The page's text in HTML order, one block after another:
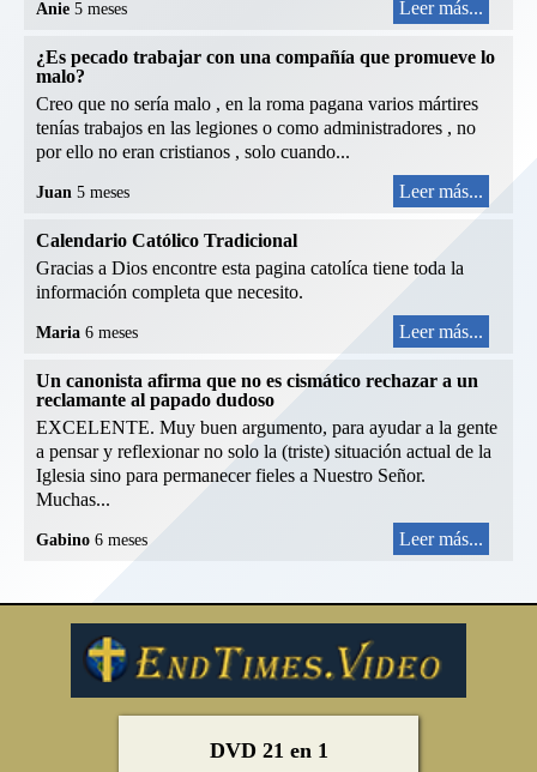
Anie 5 meses Leer más...
¿Es pecado trabajar con una compañía que promueve lo
malo?
Creo que no sería malo , en la roma pagana varios mártires
tenías trabajos en las legiones o como administradores , no
por ello no eran cristianos , solo cuando...
Juan 5 meses Leer más...
Calendario Católico Tradicional
Gracias a Dios encontre esta pagina catolíca tiene toda la
información completa que necesito.
Maria 6 meses Leer más...
Un canonista afirma que no es cismático rechazar a un
reclamante al papado dudoso
EXCELENTE. Muy buen argumento, para ayudar a la gente
a pensar y reflexionar no solo la (triste) situación actual de la
Iglesia sino para permanecer fieles a Nuestro Señor.
Muchas...
Gabino 6 meses Leer más...
DVD 21 en 1